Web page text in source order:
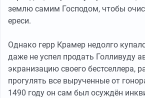
землю самим Господом, чтобы
ереси.
Однако герр Крамер недолго
даже не успел продать Голливуду
экранизацию своего бестселлера,
прогулять все вырученные от
1490 году он сам был осуждён